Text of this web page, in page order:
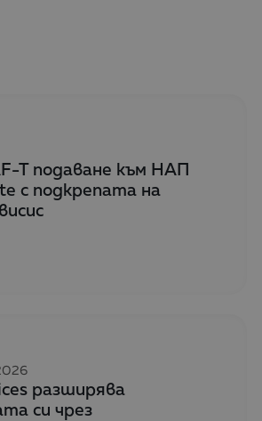
T подаване към НАП
с подкрепата на
разширява
си чрез